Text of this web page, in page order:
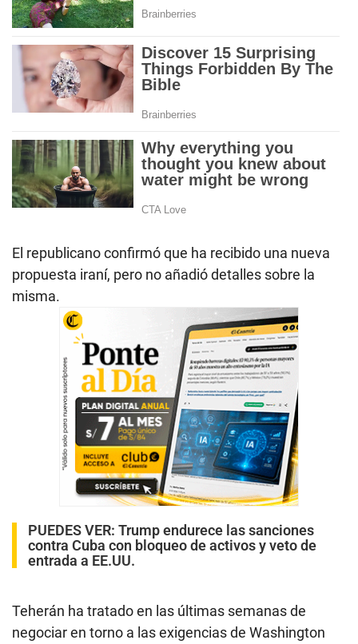
El republicano confirmó que ha recibido una nueva
propuesta iraní, pero no añadió detalles sobre la
misma.
PUEDES VER: Trump endurece las sanciones
contra Cuba con bloqueo de activos y veto de
entrada a EE.UU.
Teherán ha tratado en las últimas semanas de
negociar en torno a las exigencias de Washington